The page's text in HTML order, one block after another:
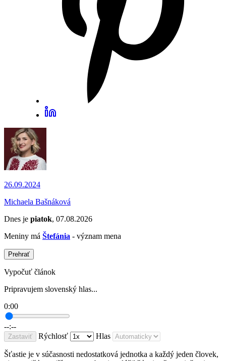
26.09.2024
Michaela Bašnáková
Dnes je piatok, 07.08.2026
Meniny má Štefánia - význam mena
Prehrať
Vypočuť článok
Pripravujem slovenský hlas...
0:00
--:--
Zastaviť Rýchlosť Hlas
Šťastie je v súčasnosti nedostatková jednotka a každý jeden človek,